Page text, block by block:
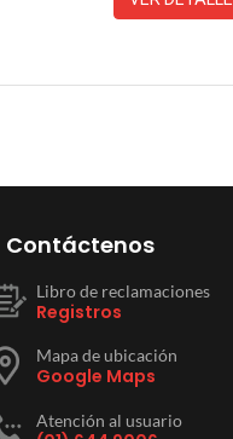
Contáctenos
Libro de reclamaciones
Registros
Mapa de ubicación
Google Maps
Atención al usuario